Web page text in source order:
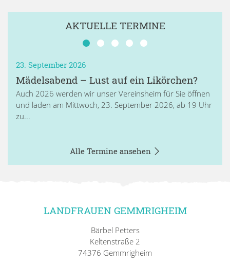
AKTUELLE TERMINE
23. September 2026
Mädelsabend – Lust auf ein Likörchen?
Auch 2026 werden wir unser Vereinsheim für Sie öffnen
und laden am Mittwoch, 23. September 2026, ab 19 Uhr
zu...
Alle Termine ansehen
LANDFRAUEN GEMMRIGHEIM
Bärbel Petters
Keltenstraße 2
74376 Gemmrigheim